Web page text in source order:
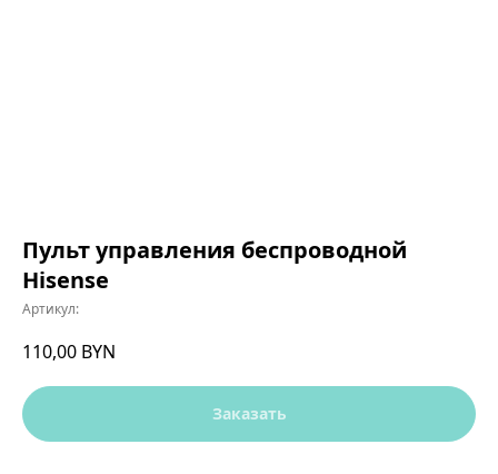
Пульт управления беспроводной
Hisense
Артикул:
110,00 BYN
Заказать